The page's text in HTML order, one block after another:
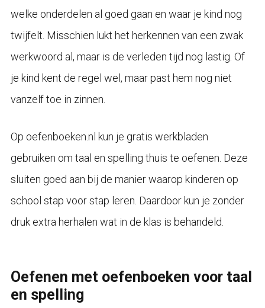
welke onderdelen al goed gaan en waar je kind nog
twijfelt. Misschien lukt het herkennen van een zwak
werkwoord al, maar is de verleden tijd nog lastig. Of
je kind kent de regel wel, maar past hem nog niet
vanzelf toe in zinnen.
Op oefenboeken.nl kun je gratis werkbladen
gebruiken om taal en spelling thuis te oefenen. Deze
sluiten goed aan bij de manier waarop kinderen op
school stap voor stap leren. Daardoor kun je zonder
druk extra herhalen wat in de klas is behandeld.
Oefenen met oefenboeken voor taal
en spelling